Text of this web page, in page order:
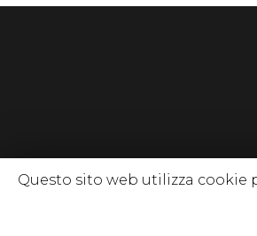
Questo sito web utilizza cookie